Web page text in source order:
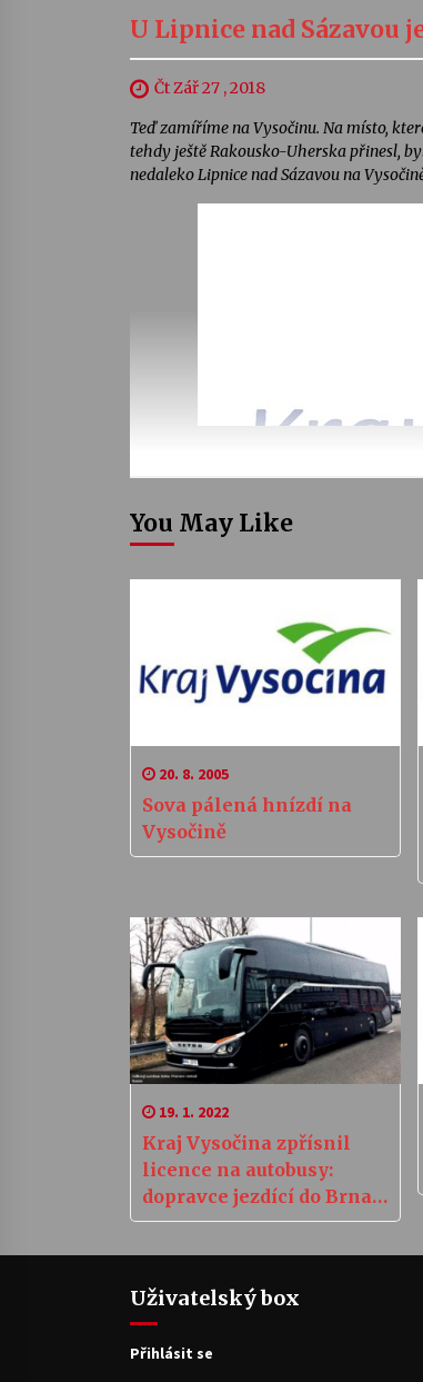
U Lipnice nad Sázavou
Čt Zář 27 , 2018
Teď zamíříme na Vysočinu. Na místo,
tehdy ještě Rakousko-Uherska přinesl,
nedaleko Lipnice nad Sázavou na
You May Like
20. 8. 2005
Sova pálená hnízdí na
Vysočině
19. 1. 2022
Kraj Vysočina zpřísnil
licence na autobusy:
dopravce jezdící do Brna
se bouří
Uživatelský box
Přihlásit se